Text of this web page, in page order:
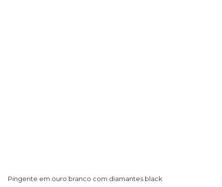
Pingente em ouro branco com diamantes black